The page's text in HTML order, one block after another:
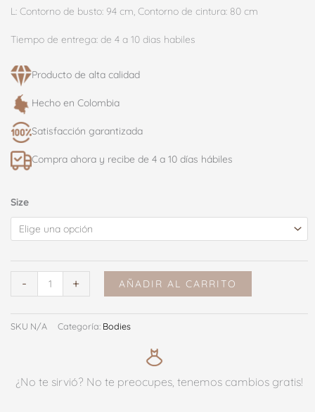
L: Contorno de busto: 94 cm, Contorno de cintura: 80 cm
Tiempo de entrega: de 4 a 10 dias habiles
Producto de alta calidad​
Hecho en Colombia
Satisfacción garantizada
Compra ahora y recibe de 4 a 10 días hábiles
Size
-
GABRIELLE
VERDE
cantidad
+ AÑADIR AL CARRITO
SKU N/A Categoría: Bodies
¿No te sirvió? No te preocupes, tenemos cambios gratis!